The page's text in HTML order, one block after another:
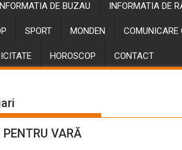
DE BUZAU INFORMATIA DE
SPORT MONDEN COMUNICARE
HOROSCOP CONTACT
VARĂ